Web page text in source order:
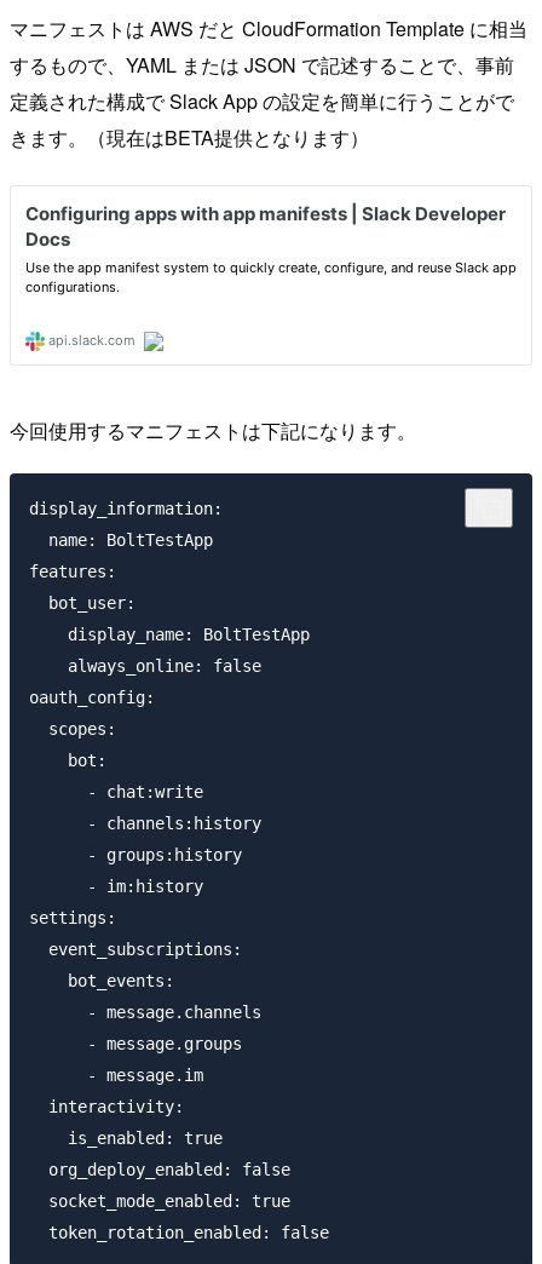
マニフェストは AWS だと CloudFormation Template に相当
するもので、YAML または JSON で記述することで、事前
定義された構成で Slack App の設定を簡単に行うことがで
きます。（現在はBETA提供となります）
今回使用するマニフェストは下記になります。
display_information:
  name: BoltTestApp
features:
  bot_user:
    display_name: BoltTestApp
    always_online: false
oauth_config:
  scopes:
    bot:
      - chat:write
      - channels:history
      - groups:history
      - im:history
settings:
  event_subscriptions:
    bot_events:
      - message.channels
      - message.groups
      - message.im
  interactivity:
    is_enabled: true
  org_deploy_enabled: false
  socket_mode_enabled: true